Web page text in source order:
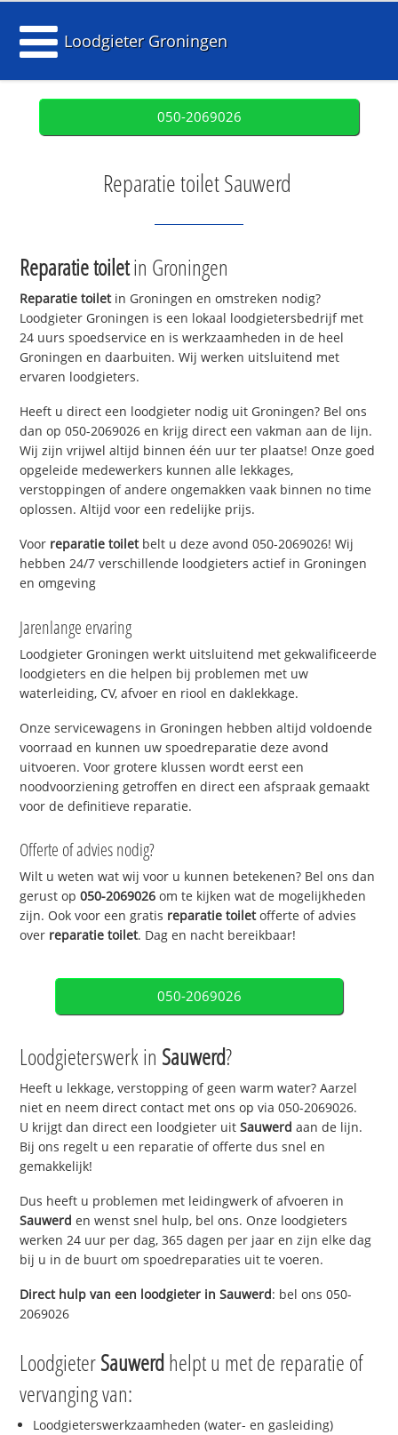
Loodgieter Groningen
050-2069026
Reparatie toilet Sauwerd
Reparatie toiletin Groningen
Reparatie toiletin Groningen en omstreken nodig?
Loodgieter Groningen is een lokaal loodgietersbedrijf met
24 uurs spoedservice en is werkzaamheden in de heel
Groningen en daarbuiten. Wij werken uitsluitend met
ervaren loodgieters.
Heeft u direct een loodgieter nodig uit Groningen? Bel ons
dan op 050-2069026 en krijg direct een vakman aan de lijn.
Wij zijn vrijwel altijd binnen één uur ter plaatse! Onze goed
opgeleide medewerkers kunnen alle lekkages,
verstoppingen of andere ongemakken vaak binnen no time
oplossen. Altijd voor een redelijke prijs.
Voor reparatie toiletbelt u deze avond 050-2069026! Wij
hebben 24/7 verschillende loodgieters actief in Groningen
en omgeving
Jarenlange ervaring
Loodgieter Groningen werkt uitsluitend met gekwalificeerde
loodgieters en die helpen bij problemen met uw
waterleiding, CV, afvoer en riool en daklekkage.
Onze servicewagens in Groningen hebben altijd voldoende
voorraad en kunnen uw spoedreparatie deze avond
uitvoeren. Voor grotere klussen wordt eerst een
noodvoorziening getroffen en direct een afspraak gemaakt
voor de definitieve reparatie.
Offerte of advies nodig?
Wilt u weten wat wij voor u kunnen betekenen? Bel ons dan
gerust op050-2069026 om te kijken wat de mogelijkheden
zijn. Ook voor een gratis reparatie toiletofferte of advies
over reparatie toilet. Dag en nacht bereikbaar!
050-2069026
Loodgieterswerk in Sauwerd?
Heeft u lekkage, verstopping of geen warm water? Aarzel
niet en neem direct contact met ons op via 050-2069026.
U krijgt dan direct een loodgieter uitSauwerd aan de lijn.
Bij ons regelt u een reparatie of offerte dus snel en
gemakkelijk!
Dus heeft u problemen met leidingwerk of afvoeren in
Sauwerd en wenst snel hulp, bel ons. Onze loodgieters
werken 24 uur per dag, 365 dagen per jaar en zijn elke dag
bij u in de buurt om spoedreparaties uit te voeren.
Direct hulp van een loodgieter inSauwerd: bel ons 050-
2069026
LoodgieterSauwerdhelpt u met de reparatie of
vervanging van:
Loodgieterswerkzaamheden (water- en gasleiding)